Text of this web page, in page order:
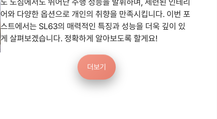
도 도심에서도 뛰어난 주행 성능을 발휘하며, 세련된 인테리
어와 다양한 옵션으로 개인의 취향을 만족시킵니다. 이번 포
스트에서는 SL63의 매력적인 특징과 성능을 더욱 깊이 있
게 살펴보겠습니다. 정확하게 알아보도록 할게요!
더보기